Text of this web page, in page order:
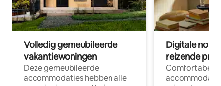
Volledig gemeubileerde
vakantiewoningen
Deze gemeubileerde
accommodaties hebben alle
Digitale
reizende
Comfortabele